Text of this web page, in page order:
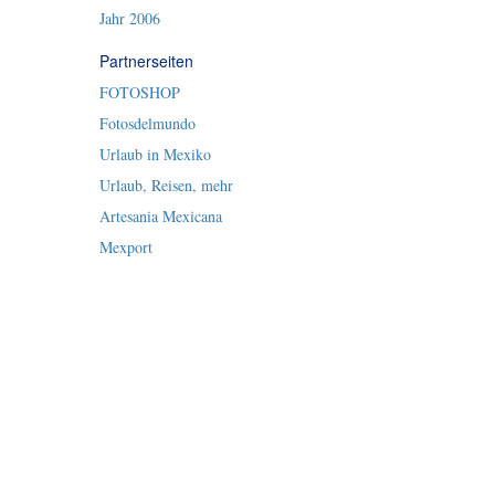
Jahr 2006
Partnerseiten
FOTOSHOP
Fotosdelmundo
Urlaub in Mexiko
Urlaub, Reisen, mehr
Artesania Mexicana
Mexport